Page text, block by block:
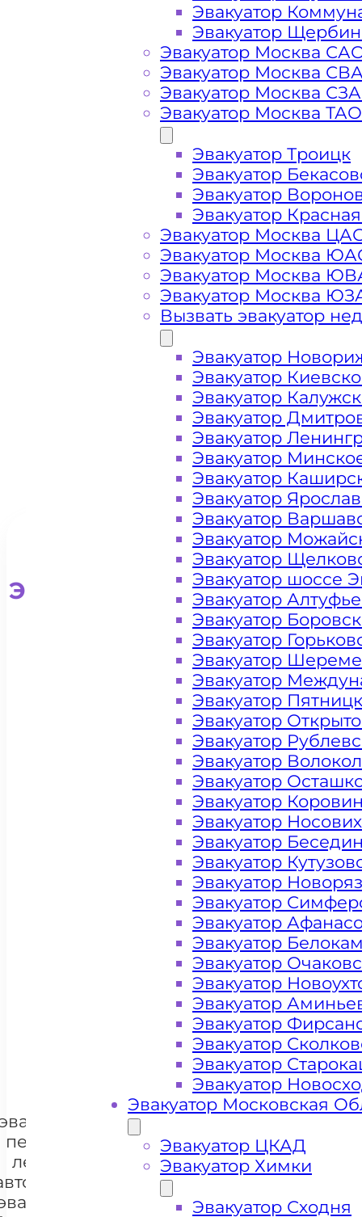
Стоимость
услуг
эвакуатора на
Путилковском
шоссе
Эвакуатор для легковых
Цена от 4000 рублей
+ 100 РУБЛЕЙ ЗА КИЛОМЕТР
и
перевозки
легковых
+7 985 222 99 01
Эвакуатор
Эвакуатор
Эвакуатор Москва
Эвакуатор Москва
Эвакуатор Москва
Эвакуатор Москва ТАО
Эвакуатор Троицк
Эвакуатор
Эвакуатор
Эвакуатор
Эвакуатор Москва
Эвакуатор Москва
Эвакуатор Москва
Эвакуатор Москва
Вызвать эвакуатор
Эвакуатор
Эвакуатор
Эвакуатор
Эвакуатор
Эвакуатор
Эвакуатор
Эвакуатор
Эвакуатор
Эвакуатор
Эвакуатор
Эвакуатор
Эвакуатор шоссе
Эвакуатор
Эвакуатор
Эвакуатор
Эвакуатор
Эвакуатор
Эвакуатор
Эвакуатор
Эвакуатор
Эвакуатор
Эвакуатор
Эвакуатор
Эвакуатор
Эвакуатор
Эвакуатор
Эвакуатор
Эвакуатор
Эвакуатор
Эвакуатор
Эвакуатор
Эвакуатор
Эвакуатор
Эвакуатор
Эвакуатор
Эвакуатор
Эвакуатор
Эвакуатор Московская
Эвакуатор ЦКАД
Эвакуатор Химки
Эвакуатор Сходня